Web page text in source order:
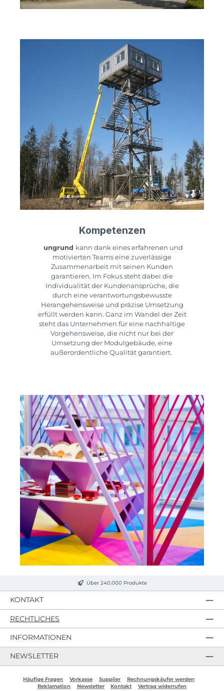
Kompetenzen
ungrund kann dank eines erfahrenen und
motivierten Teams eine zuverlässige
Zusammenarbeit mit seinen Kunden
garantieren. Im Fokus steht dabei die
Individualität der Kundenansprüche, die
durch eine verantwortungsbewusste
Herangehensweise und präzise Umsetzung
erfüllt werden kann. Ganz im Wandel der Zeit
steht das Unternehmen für eine nachhaltige
Vorgehensweise, die nicht nur bei der
Umsetzung der Modulgebäude, eine
außerordentliche Qualität garantiert.
Über 240.000 Produkte
KONTAKT
RECHTLICHES
INFORMATIONEN
NEWSLETTER
Häufige Fragen Vorkasse Supplier
Rechnungskäufer werden
Reklamation
Newsletter Kontakt Vertrag widerrufen